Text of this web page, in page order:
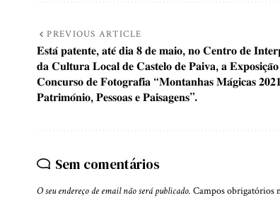
PREVIOUS ARTICLE
𝐄𝐬𝐭𝐚́ 𝐩𝐚𝐭𝐞𝐧𝐭𝐞, 𝐚𝐭𝐞́ 𝐝𝐢𝐚 𝟖 𝐝𝐞 𝐦𝐚𝐢𝐨, 𝐧𝐨 𝐂𝐞𝐧𝐭𝐫𝐨 𝐝𝐞
𝐝𝐚 𝐂𝐮𝐥𝐭𝐮𝐫𝐚 𝐋𝐨𝐜𝐚𝐥 𝐝𝐞 𝐂𝐚𝐬𝐭𝐞𝐥𝐨 𝐝𝐞 𝐏𝐚𝐢𝐯𝐚, 𝐚
𝐂𝐨𝐧𝐜𝐮𝐫𝐬𝐨 𝐝𝐞 𝐅𝐨𝐭𝐨𝐠𝐫𝐚𝐟𝐢𝐚 “𝐌𝐨𝐧𝐭𝐚𝐧𝐡𝐚𝐬 𝐌𝐚́𝐠𝐢𝐜𝐚𝐬
𝐏𝐚𝐭𝐫𝐢𝐦𝐨́𝐧𝐢𝐨, 𝐏𝐞𝐬𝐬𝐨𝐚𝐬 𝐞 𝐏𝐚𝐢𝐬𝐚𝐠𝐞𝐧𝐬”.
Sem comentários
O seu endereço de email não será publicado. Campos obrigatórios